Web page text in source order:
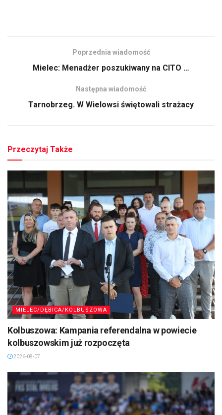
Poprzednia wiadomość
Mielec: Menadżer poszukiwany na CITO …
Następna wiadomość
Tarnobrzeg. W Wielowsi świętowali strażacy
Przeczytaj Także
MIELEC/DĘBICA/KOLBUSZOWA
Kolbuszowa: Kampania referendalna w powiecie
kolbuszowskim już rozpoczęta
2026-08-07